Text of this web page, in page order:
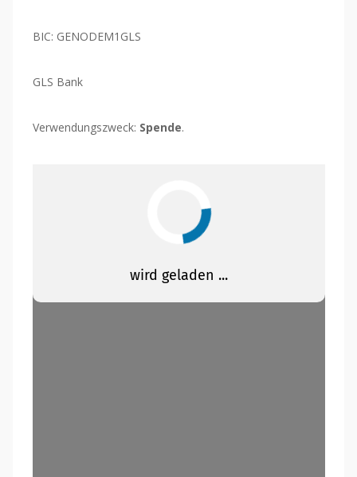
BIC: GENODEM1GLS
GLS Bank
Verwendungszweck: Spende.